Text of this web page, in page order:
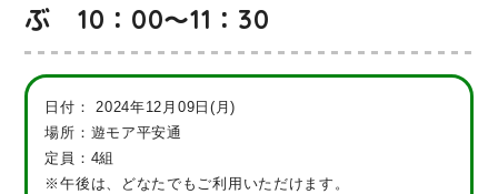
ぶ 10：00～11：30
日付：2024年12月09日(月)
場所：遊モア平安通
定員：4組
※午後は、どなたでもご利用いただけます。